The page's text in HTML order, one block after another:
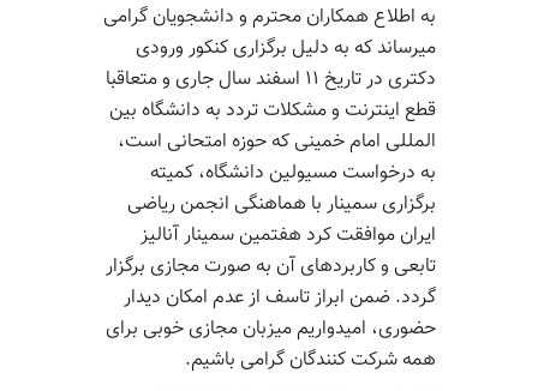
به اطلاع همکاران محترم و دانشجویان گرامی
میرساند که به دلیل برگزاری کنکور ورودی
دکتری در تاریخ ۱۱ اسفند سال جاری و متعاقبا
قطع اینترنت و مشکلات تردد به دانشگاه بین
المللی امام خمینی که حوزه امتحانی است،
به درخواست مسیولین دانشگاه، کمیته
برگزاری سمینار با هماهنگی انجمن ریاضی
ایران موافقت کرد هفتمین سمینار آنالیز
تابعی و کاربردهای آن به صورت مجازی برگزار
گردد. ضمن ابراز تاسف از عدم امکان دیدار
حضوری، امیدواریم میزبان مجازی خوبی برای
همه شرکت کنندگان گرامی باشیم.